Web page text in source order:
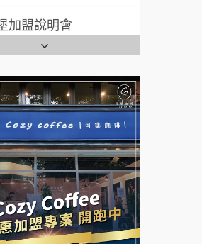
加盟說明會
說明會
加盟說明會
盟說明會
義大利麵加盟說明
盟說明會
吃加盟說明會
加盟說明會
盟說明會
加盟說明會
味茶鋪加盟說明會
奶大獅加盟說明會
盟說明會
加盟說明會